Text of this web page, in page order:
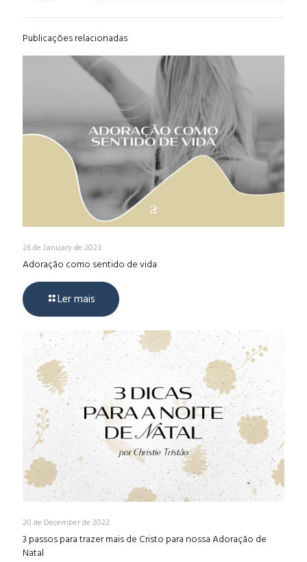
Publicações relacionadas
26 de January de 2023
Adoração como sentido de vida
Ler mais
20 de December de 2022
3 passos para trazer mais de Cristo para nossa Adoração de
Natal